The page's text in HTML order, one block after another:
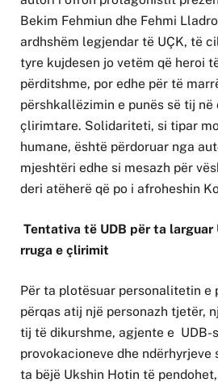
Bekim Fehmiun dhe Fehmi
ardhshëm legjendar të UÇK, të
tyre kujdesen jo vetëm që heroi
përditshme, por edhe për të
përshkallëzimin e punës së tij
çlirimtare. Solidariteti, si tipar
humane, është përdoruar nga
mjeshtëri edhe si mesazh për
deri atëherë që po i afroheshin
Tentativa të UDB për ta larguar
rruga e çlirimit
Për ta plotësuar personalitetin e
përqas atij një personazh tjetër,
tij të dikurshme, agjente e UDB-
provokacioneve dhe
ta bëjë Ukshin Hotin të